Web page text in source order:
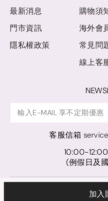
加入
最新消息
門市資訊
隱私權政策
購物須
海外會
常見問
線上客
客服信箱
10:00-
(例假日及
© D+AF. 2024 晨希時尚股